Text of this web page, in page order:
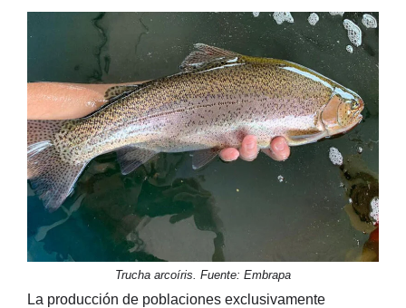
Trucha arcoíris. Fuente: Embrapa
La producción de poblaciones exclusivamente